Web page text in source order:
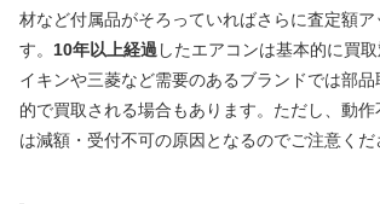
材など付属品がそろっていればさらに査定額ア
す。 10年以上経過 したエアコンは基本的に買
イキンや三菱など需要のあるブランドでは部品
的で買取される場合もあります。ただし、動
は減額・受付不可の原因となるのでご注意くだ